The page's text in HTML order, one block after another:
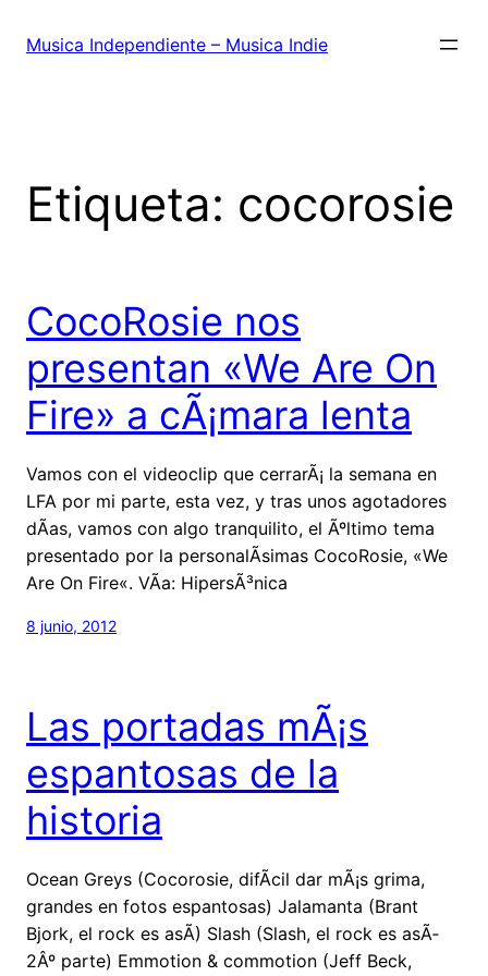
Musica Independiente – Musica Indie
Etiqueta: cocorosie
CocoRosie nos
presentan «We Are On
Fire» a cÃ¡mara lenta
Vamos con el videoclip que cerrarÃ¡ la semana en
LFA por mi parte, esta vez, y tras unos agotadores
dÃ­as, vamos con algo tranquilito, el Ãºltimo tema
presentado por la personalÃ­simas CocoRosie, «We
Are On Fire«. VÃ­a: HipersÃ³nica
8 junio, 2012
Las portadas mÃ¡s
espantosas de la
historia
Ocean Greys (Cocorosie, difÃ­cil dar mÃ¡s grima,
grandes en fotos espantosas) Jalamanta (Brant
Bjork, el rock es asÃ­) Slash (Slash, el rock es asÃ­
2Âº parte) Emmotion & commotion (Jeff Beck,